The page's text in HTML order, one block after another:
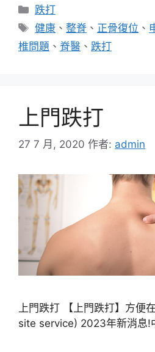
分
類
跌打
標
籤
健康 、整脊 、 正骨復位 、
椎問題 、 脊醫 、 跌打
上門跌打
27 7 月, 2020 作者: admin
上門跌打 【上門跌打】方便
site service) 2023年新消息!